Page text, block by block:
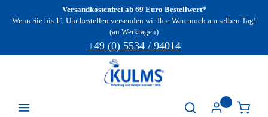
Zum Hauptinhalt springenVersandkostenfrei ab 69 Euro Bestellwert*
Wenn Sie bis 11 Uhr bestellen versenden wir Ihre Ware noch am selben Tag!
(an Werktagen)
+49 (0) 5534 / 94014